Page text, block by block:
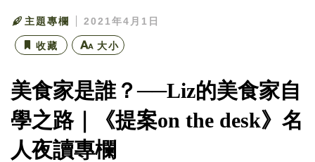
主題專欄 2021年4月1日
收藏 大小
美食家是誰？──Liz的美食家自
學之路｜《提案on the desk》名
人夜讀專欄